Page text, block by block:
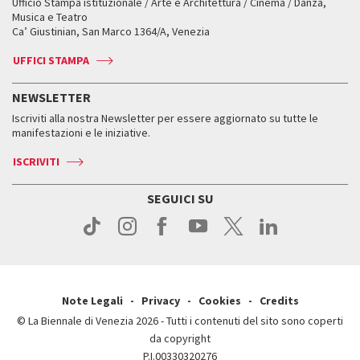
Servizi al pubblico
Come raggiungerci
Press
Orari e sedi
Accrediti
Come raggiungerci
Orari e sedi
Biglietti
Accrediti
Come raggiungerci
Contatti
Press
Servizi al pubblico
Come raggiungerci
Press
Leone d’oro alla carriera
Leone d’argento
Edizioni passate
Orari e sedi
Biglietti
Servizi al pubblico
Come raggiungerci
Contatti
Fondi e Collezioni
Biennale College ASAC
ASAC DATI
Storia
Orari e sedi
Musica e Teatro
Ca’ Giustinian, San Marco 1364/A, Venezia
UFFICI STAMPA
NEWSLETTER
Iscriviti alla nostra Newsletter per essere aggiornato su tutte le
manifestazioni e le iniziative.
ISCRIVITI
SEGUICI SU
Note Legali Privacy Cookies
Credits
© La Biennale di Venezia 2026 - Tutti i contenuti del sito sono coperti
da copyright
P.I.00330320276